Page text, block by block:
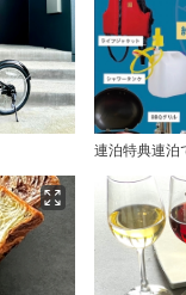
連泊特典連泊